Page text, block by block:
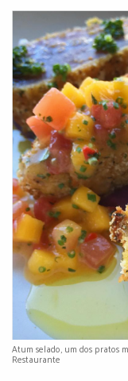
Atum selado, um dos pratos
Restaurante